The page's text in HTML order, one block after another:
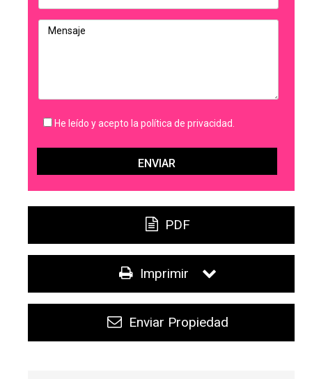
He leído y acepto la política de privacidad.
PDF
Imprimir
Enviar Propiedad